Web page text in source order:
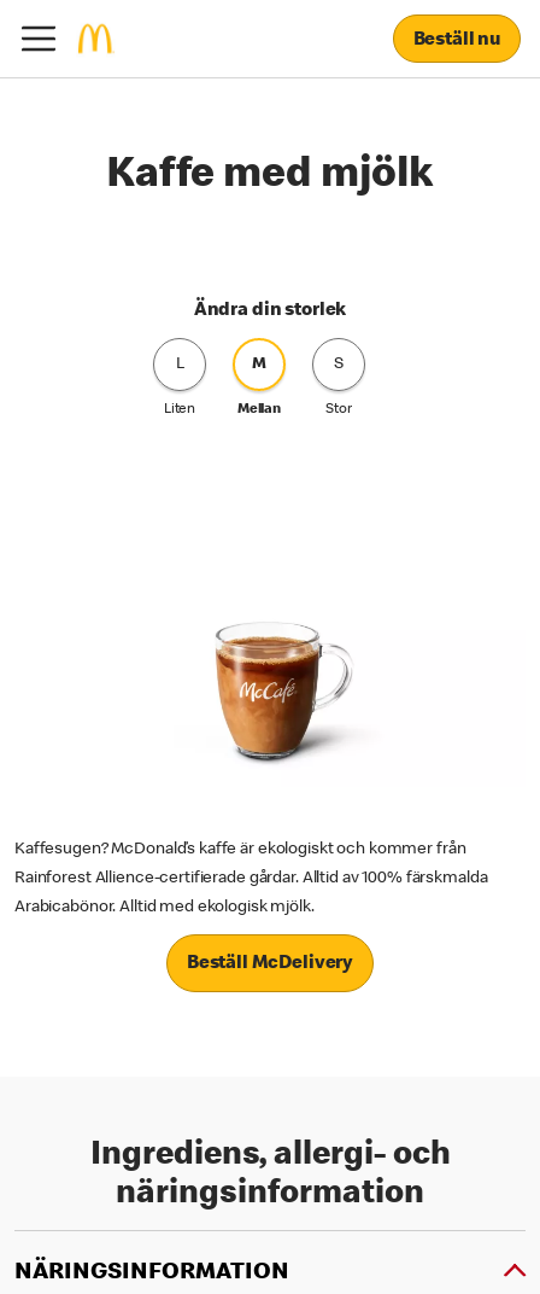
Beställ nu
Kaffe med mjölk
Ändra din storlek
L
Liten
M
Mellan
S
Stor
Kaffesugen? McDonald’s kaffe är ekologiskt och kommer från
Rainforest Allience-certifierade gårdar. Alltid av 100% färskmalda
Arabicabönor. Alltid med ekologisk mjölk.
Beställ McDelivery
Ingrediens, allergi- och
näringsinformation
NÄRINGSINFORMATION